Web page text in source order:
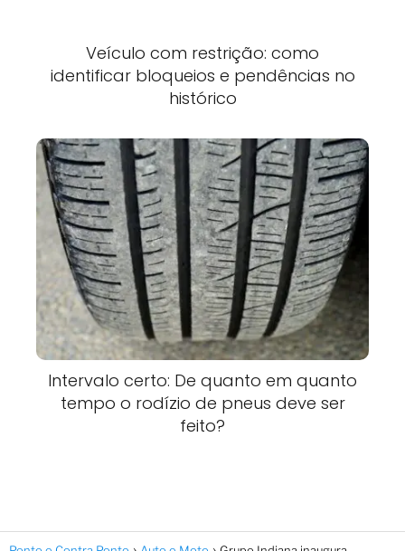
Veículo com restrição: como
identificar bloqueios e pendências no
histórico
Intervalo certo: De quanto em quanto
tempo o rodízio de pneus deve ser
feito?